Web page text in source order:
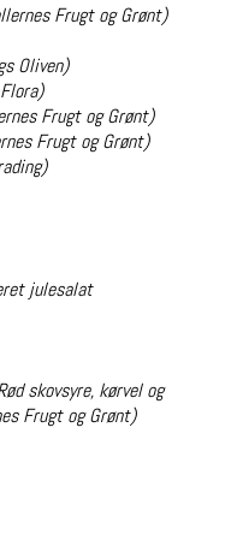
Frugt og Grønt)
Oliven)
Frugt og Grønt)
Frugt og Grønt)
julesalat
skovsyre, kørvel og
Frugt og Grønt)